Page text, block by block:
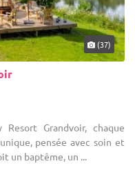
(37)
Grandvoir, chaque
pensée avec soin et
un baptême, un ...